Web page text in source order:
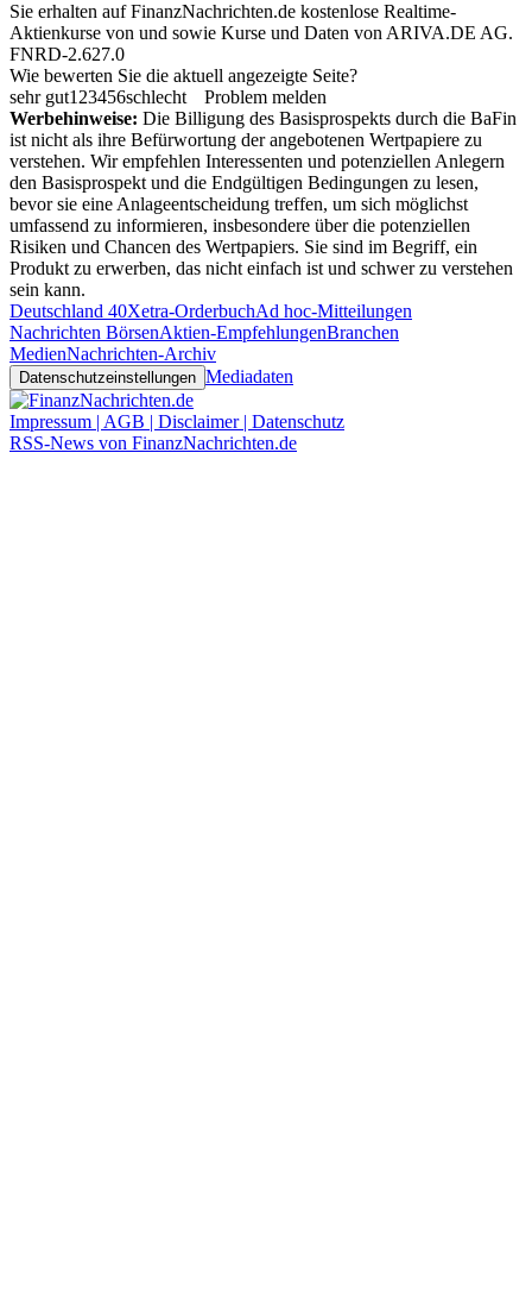
Sie erhalten auf FinanzNachrichten.de kostenlose Realtime-
Aktienkurse von und sowie Kurse und Daten von ARIVA.DE AG.
FNRD-2.627.0
Wie bewerten Sie die aktuell angezeigte Seite?
sehr gut1 23456schlecht
Problem melden
Werbehinweise: Die Billigung des Basisprospekts durch die BaFin
ist nicht als ihre Befürwortung der angebotenen Wertpapiere zu
verstehen. Wir empfehlen Interessenten und potenziellen Anlegern
den Basisprospekt und die Endgültigen Bedingungen zu lesen,
bevor sie eine Anlageentscheidung treffen, um sich möglichst
umfassend zu informieren, insbesondere über die potenziellen
Risiken und Chancen des Wertpapiers. Sie sind im Begriff, ein
Produkt zu erwerben, das nicht einfach ist und schwer zu verstehen
sein kann.
Deutschland 40Xetra-OrderbuchAd hoc-Mitteilungen
Nachrichten BörsenAktien-EmpfehlungenBranchen
MedienNachrichten-Archiv
Datenschutzeinstellungen Mediadaten
Impressum | AGB | Disclaimer | Datenschutz
RSS-News von FinanzNachrichten.de